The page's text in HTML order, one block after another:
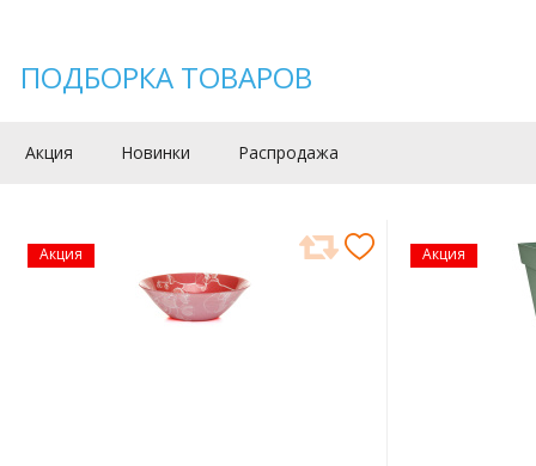
ПОДБОРКА ТОВАРОВ
Акция Новинки Распродажа
Акция Акция